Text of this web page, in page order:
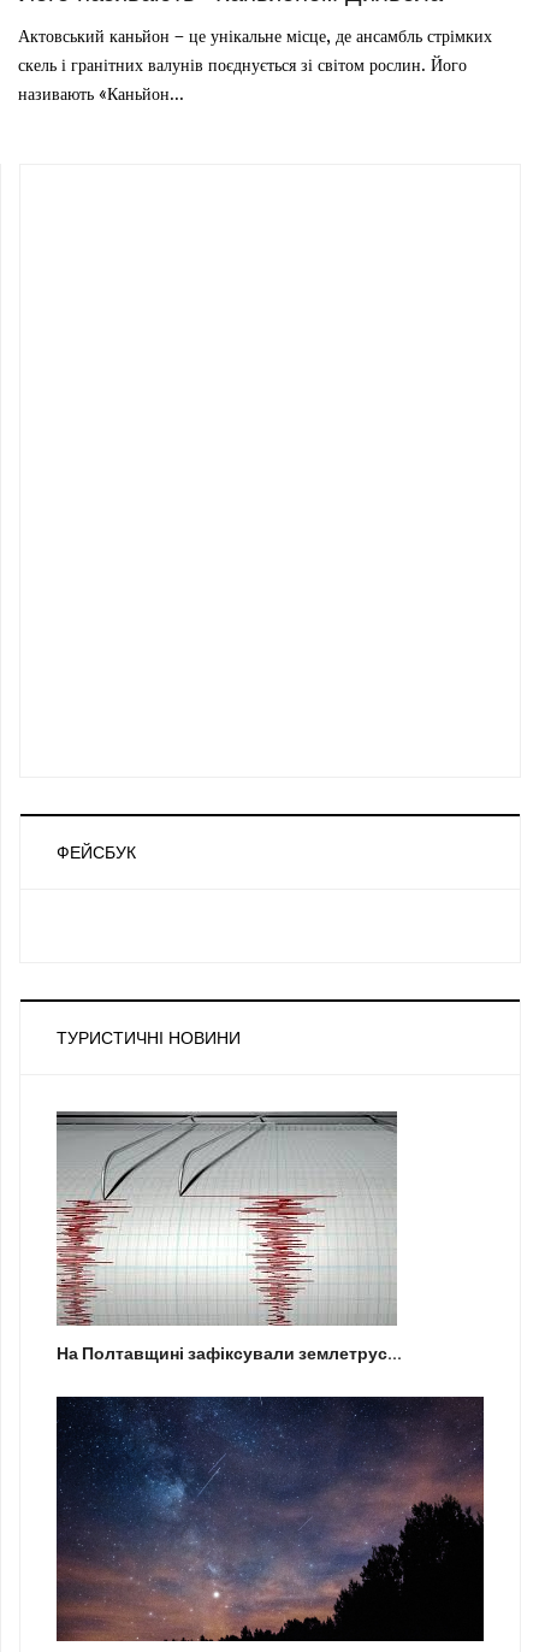
Актовський каньйон – це унікальне місце, де ансамбль стрімких
скель і гранітних валунів поєднується зі світом рослин. Його
називають «Каньйон...
ФЕЙСБУК
ТУРИСТИЧНІ НОВИНИ
На Полтавщині зафіксували землетрус...